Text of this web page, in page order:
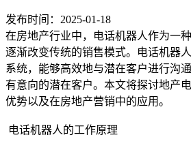
发布时间： 2025-01-18
在房地产行业中，电话机器人作为一
逐渐改变传统的销售模式。电话机器
系统，能够高效地与潜在客户进行沟
有意向的潜在客户。本文将探讨地产
优势以及在房地产营销中的应用。
电话机器人的工作原理